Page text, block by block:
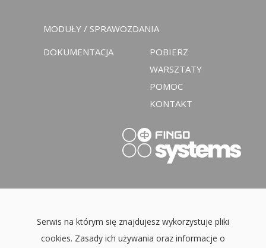
MODUŁY / SPRAWOZDANIA
DOKUMENTACJA
POBIERZ
WARSZTATY
POMOC
KONTAKT
Serwis na którym się znajdujesz wykorzystuje pliki
cookies. Zasady ich używania oraz informacje o